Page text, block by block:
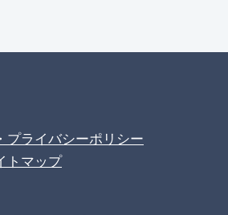
・プライバシーポリシー
トマップ